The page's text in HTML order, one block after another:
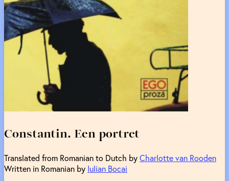
Constantin. Een portret
Translated from Romanian to Dutch byCharlotte van Rooden
Written in Romanian by Iulian Bocai